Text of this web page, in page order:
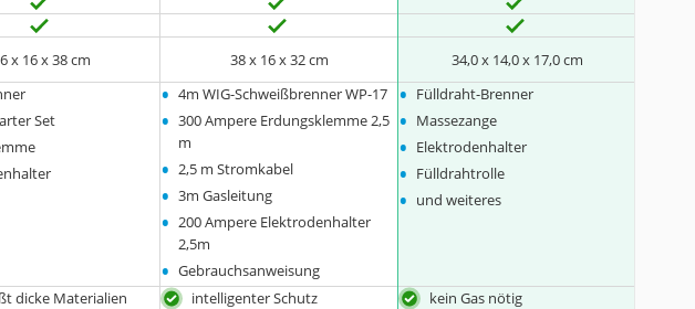
x 16 x 38 cm ‎38 x 16 x 32 cm 34,0 x 14,0 x 17,0 cm
Set
• 4m WIG-Schweißbrenner WP-17
• 300 Ampere Erdungsklemme 2,5
m
• 2,5 m Stromkabel
• 3m Gasleitung
• 200 Ampere Elektrodenhalter
2,5m
• Gebrauchsanweisung
• Fülldraht-Brenner
• Massezange
• Elektrodenhalter
• Fülldrahtrolle
• und weiteres
dicke Materialien
intelligenter Schutz
kein Gas nötig